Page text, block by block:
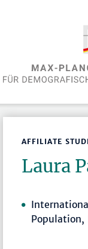
AFFILIATE
Laura
Population,